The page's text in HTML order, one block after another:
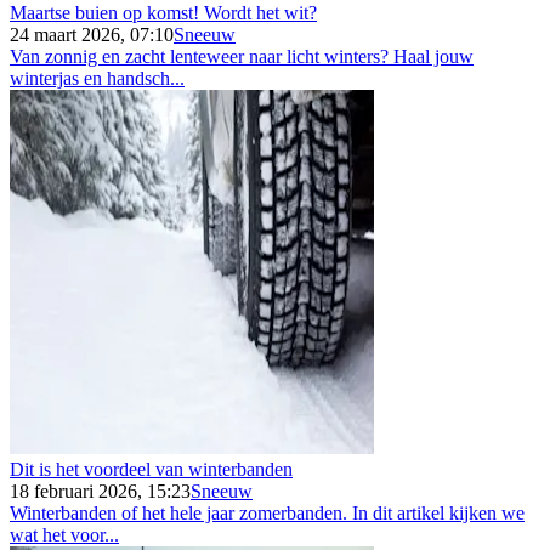
Maartse buien op komst! Wordt het wit?
24 maart 2026, 07:10Sneeuw
Van zonnig en zacht lenteweer naar licht winters? Haal jouw
winterjas en handsch...
Dit is het voordeel van winterbanden
18 februari 2026, 15:23Sneeuw
Winterbanden of het hele jaar zomerbanden. In dit artikel kijken we
wat het voor...